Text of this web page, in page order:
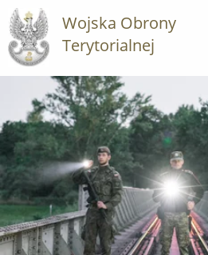
Wojska Obrony
Terytorialnej